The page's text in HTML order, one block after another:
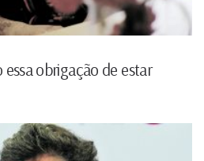
obrigação de estar